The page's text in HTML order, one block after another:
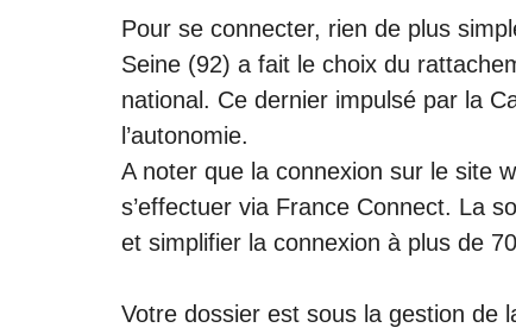
Pour se connecter, rien de plus
Seine (92) a fait le choix du
national. Ce dernier impulsé par la
l’autonomie.
A noter que la connexion sur le site
s’effectuer via France Connect. La
et simplifier la connexion à plus de
Votre dossier est sous la gestion de